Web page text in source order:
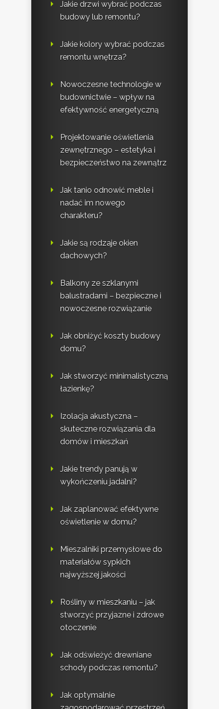
Jakie drzwi wybrać podczas
budowy lub remontu?
Jakie kolory wybrać podczas
remontu wnętrza?
Nowoczesne technologie w
budownictwie – wpływ na
efektywność energetyczną
Projektowanie oświetlenia
zewnętrznego – estetyka i
bezpieczeństwo na zewnątrz
Jak tanio odnowić meble i
nadać im nowego
charakteru?
Jakie są rodzaje okien
dachowych?
Balkony ze szklanymi
balustradami – bezpieczne i
nowoczesne rozwiązanie
Jak obniżyć koszty budowy
domu?
Jak stworzyć minimalistyczną
łazienkę?
Izolacja akustyczna –
skuteczne rozwiązania dla
domów i mieszkań
Jakie trendy panują w
wykończeniu jadalni?
Jak zaplanować efektywne
oświetlenie w domu?
Mieszalniki przemysłowe do
materiałów sypkich
najwyższej jakości
Rośliny w mieszkaniu – jak
stworzyć przyjazne i zdrowe
otoczenie
Jak odświeżyć drewniane
schody podczas remontu?
Jak optymalnie